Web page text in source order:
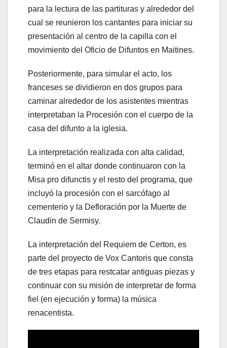
para la lectura de las partituras y alrededor del
cual se reunieron los cantantes para iniciar su
presentación al centro de la capilla con el
movimiento del Oficio de Difuntos en Maitines.
Posteriormente, para simular el acto, los
franceses se dividieron en dos grupos para
caminar alrededor de los asistentes mientras
interpretaban la Procesión con el cuerpo de la
casa del difunto a la iglesia.
La interpretación realizada con alta calidad,
terminó en el altar donde continuaron con la
Misa pro difunctis y el resto del programa, que
incluyó la procesión con el sarcófago al
cementerio y la Defloración por la Muerte de
Claudin de Sermisy.
La interpretación del Requiem de Certon, es
parte del proyecto de Vox Cantoris que consta
de tres etapas para restcatar antiguas piezas y
continuar con su misión de interpretar de forma
fiel (en ejecución y forma) la música
renacentista.